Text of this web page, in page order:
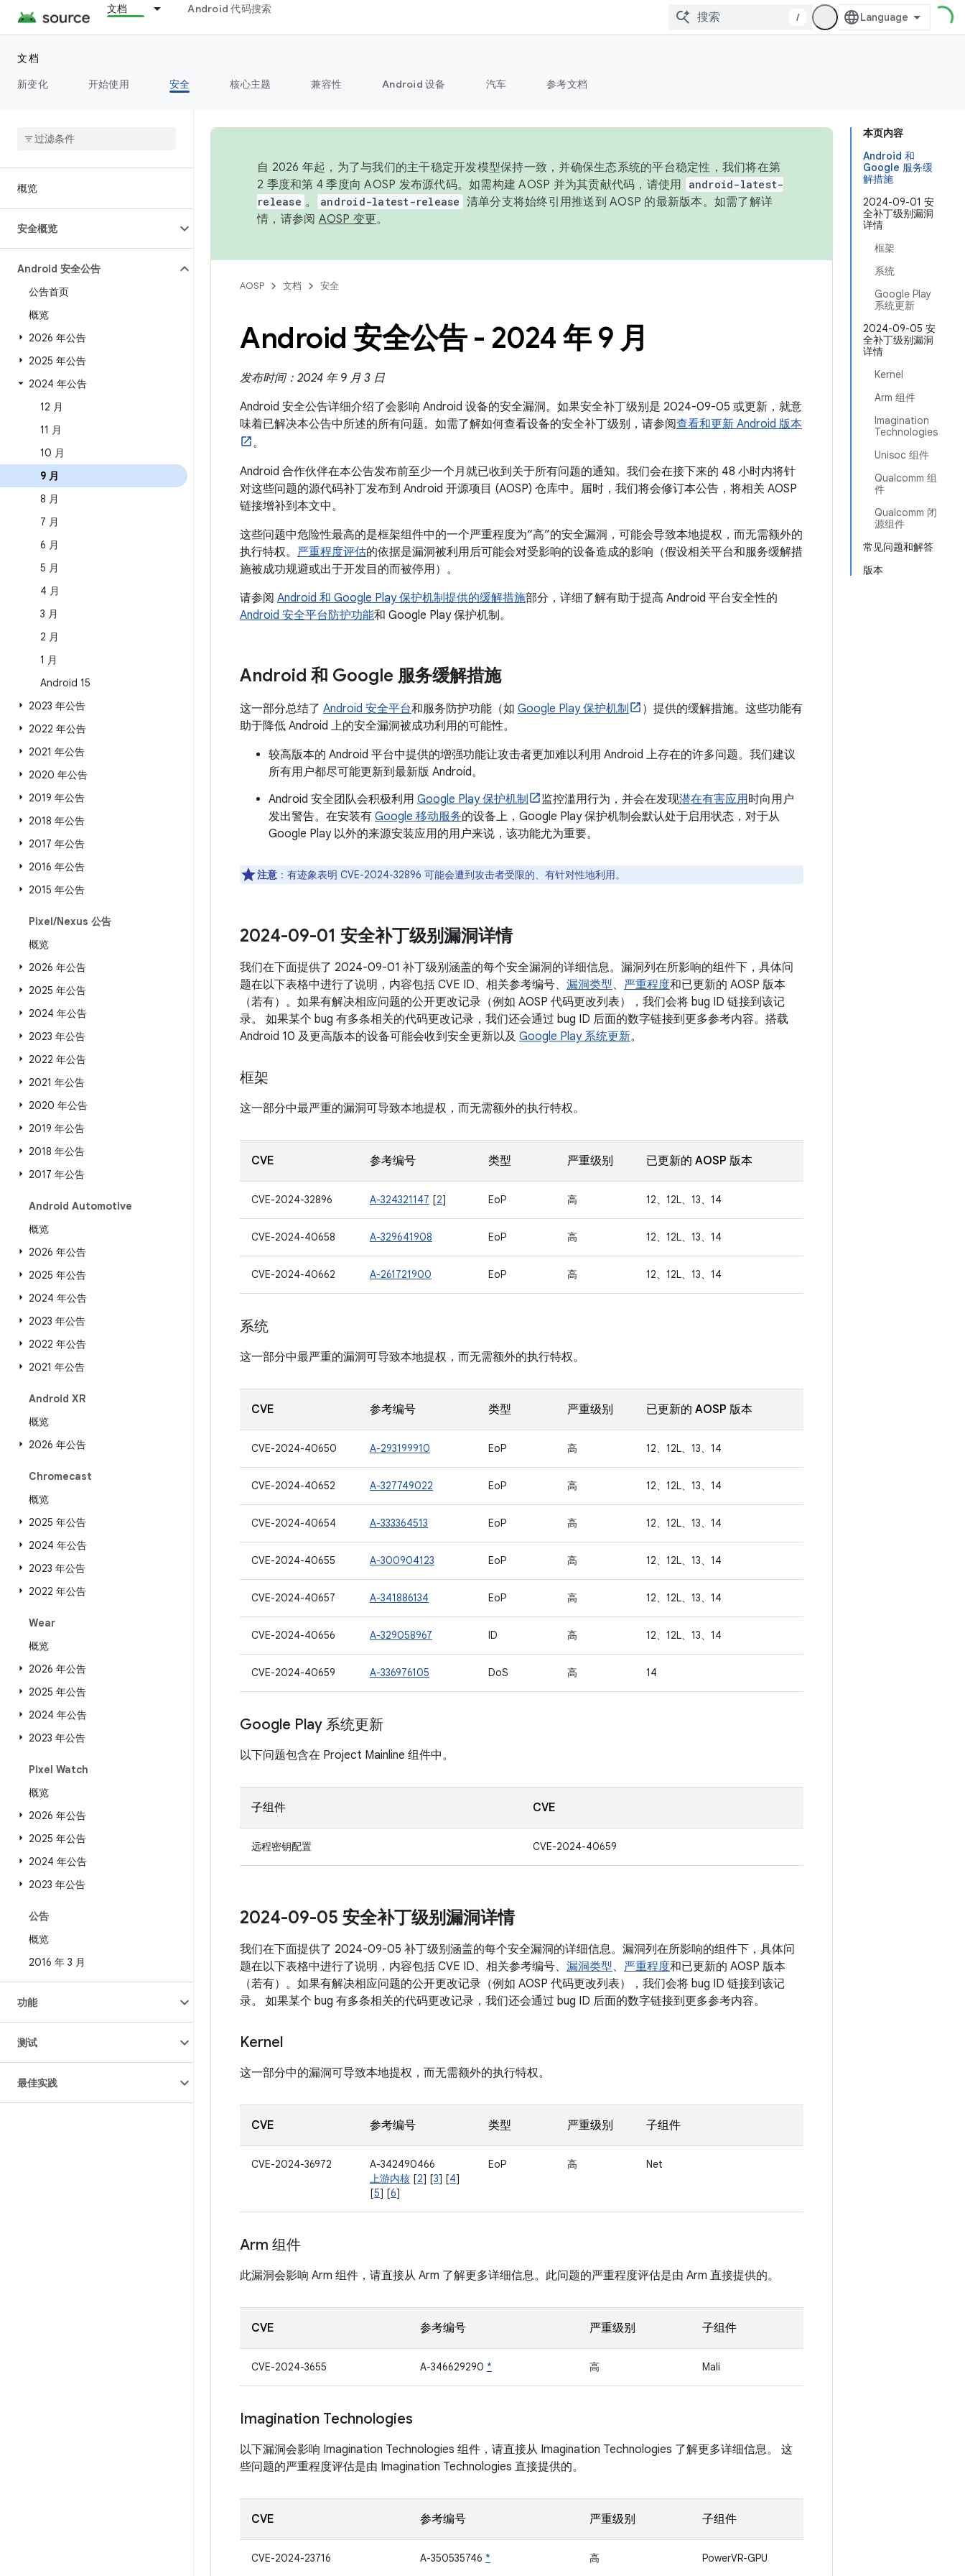
文档 Android 代码搜索
/
文档
新变化
开始使用 安全 核心主题 兼容性 Android 设备 汽车 参考文档
概览
安全概览
Android 安全公告
公告首页
概览
2026 年公告
2025 年公告
2024 年公告
12 月
11 月
10 月
9 月
8 月
7 月
6 月
5 月
4 月
3 月
2 月
1 月
Android 15
2023 年公告
2022 年公告
2021 年公告
2020 年公告
2019 年公告
2018 年公告
2017 年公告
2016 年公告
2015 年公告
Pixel/Nexus 公告
概览
2026 年公告
2025 年公告
2024 年公告
2023 年公告
2022 年公告
2021 年公告
2020 年公告
2019 年公告
2018 年公告
2017 年公告
Android Automotive
概览
2026 年公告
2025 年公告
2024 年公告
2023 年公告
2022 年公告
2021 年公告
Android XR
概览
2026 年公告
Chromecast
概览
2025 年公告
2024 年公告
2023 年公告
2022 年公告
Wear
概览
2026 年公告
2025 年公告
2024 年公告
2023 年公告
Pixel Watch
概览
2026 年公告
2025 年公告
2024 年公告
2023 年公告
公告
概览
2016 年 3 月
功能
测试
最佳实践
本页内容
Android 和
Google 服务缓
解措施
2024-09-01 安
全补丁级别漏洞
详情
框架
系统
Google Play
系统更新
2024-09-05 安
全补丁级别漏洞
详情
Kernel
Arm 组件
Imagination
Technologies
Unisoc 组件
Qualcomm 组
件
Qualcomm 闭
源组件
常见问题和解答
版本
自 2026 年起，为了与我们的主干稳定开发模型保持一致，并确保生态系统的平台稳定性，我们将在第
2 季度和第 4 季度向 AOSP 发布源代码。如需构建 AOSP 并为其贡献代码，请使用
android-latest-
release 。 android-latest-release 清单分支将始终引用推送到 AOSP 的最新版本。如需了解详
情，请参阅 AOSP 变更。
AOSP 文档 安全
Android 安全公告 - 2024 年 9 月
发布时间：2024 年 9 月 3 日
Android 安全公告详细介绍了会影响 Android 设备的安全漏洞。如果安全补丁级别是 2024-09-05 或更新，就意
味着已解决本公告中所述的所有问题。如需了解如何查看设备的安全补丁级别，请参阅查看和更新 Android 版本
。
Android 合作伙伴在本公告发布前至少一个月就已收到关于所有问题的通知。我们会在接下来的 48 小时内将针
对这些问题的源代码补丁发布到 Android 开源项目 (AOSP) 仓库中。届时，我们将会修订本公告，将相关 AOSP
链接增补到本文中。
这些问题中危险性最高的是框架组件中的一个严重程度为“高”的安全漏洞，可能会导致本地提权，而无需额外的
执行特权。 严重程度评估的依据是漏洞被利用后可能会对受影响的设备造成的影响（假设相关平台和服务缓解措
施被成功规避或出于开发目的而被停用）。
请参阅 Android 和 Google Play 保护机制提供的缓解措施部分，详细了解有助于提高 Android 平台安全性的
Android 安全平台防护功能和 Google Play 保护机制。
Android 和 Google 服务缓解措施
这一部分总结了 Android 安全平台和服务防护功能（如 Google Play 保护机制
）提供的缓解措施。这些功能有
助于降低 Android 上的安全漏洞被成功利用的可能性。
较高版本的 Android 平台中提供的增强功能让攻击者更加难以利用 Android 上存在的许多问题。我们建议
所有用户都尽可能更新到最新版 Android。
Android 安全团队会积极利用 Google Play 保护机制 监控滥用行为，并会在发现潜在有害应用时向用户
发出警告。在安装有 Google 移动服务的设备上，Google Play 保护机制会默认处于启用状态，对于从
Google Play 以外的来源安装应用的用户来说，该功能尤为重要。
注意 ：有迹象表明 CVE-2024-32896 可能会遭到攻击者受限的、有针对性地利用。
2024-09-01 安全补丁级别漏洞详情
我们在下面提供了 2024-09-01 补丁级别涵盖的每个安全漏洞的详细信息。漏洞列在所影响的组件下，具体问
题在以下表格中进行了说明，内容包括 CVE ID、相关参考编号、 漏洞类型、 严重程度和已更新的 AOSP 版本
（若有）。如果有解决相应问题的公开更改记录（例如 AOSP 代码更改列表），我们会将 bug ID 链接到该记
录。 如果某个 bug 有多条相关的代码更改记录，我们还会通过 bug ID 后面的数字链接到更多参考内容。搭载
Android 10 及更高版本的设备可能会收到安全更新以及 Google Play 系统更新。
框架
这一部分中最严重的漏洞可导致本地提权，而无需额外的执行特权。
CVE 参考编号 类型 严重级别 已更新的 AOSP 版本
CVE-2024-32896 A-324321147 [2] EoP 高 12、12L、13、14
CVE-2024-40658 A-329641908 EoP 高 12、12L、13、14
CVE-2024-40662 A-261721900 EoP 高 12、12L、13、14
系统
这一部分中最严重的漏洞可导致本地提权，而无需额外的执行特权。
CVE 参考编号 类型 严重级别 已更新的 AOSP 版本
CVE-2024-40650 A-293199910 EoP 高 12、12L、13、14
CVE-2024-40652 A-327749022 EoP 高 12、12L、13、14
CVE-2024-40654 A-333364513 EoP 高 12、12L、13、14
CVE-2024-40655 A-300904123 EoP 高 12、12L、13、14
CVE-2024-40657 A-341886134 EoP 高 12、12L、13、14
CVE-2024-40656 A-329058967 ID 高 12、12L、13、14
CVE-2024-40659 A-336976105 DoS 高 14
Google Play 系统更新
以下问题包含在 Project Mainline 组件中。
子组件 CVE
远程密钥配置 CVE-2024-40659
2024-09-05 安全补丁级别漏洞详情
我们在下面提供了 2024-09-05 补丁级别涵盖的每个安全漏洞的详细信息。漏洞列在所影响的组件下，具体问
题在以下表格中进行了说明，内容包括 CVE ID、相关参考编号、 漏洞类型、 严重程度和已更新的 AOSP 版本
（若有）。如果有解决相应问题的公开更改记录（例如 AOSP 代码更改列表），我们会将 bug ID 链接到该记
录。 如果某个 bug 有多条相关的代码更改记录，我们还会通过 bug ID 后面的数字链接到更多参考内容。
Kernel
这一部分中的漏洞可导致本地提权，而无需额外的执行特权。
CVE 参考编号 类型 严重级别 子组件
CVE-2024-36972
A-342490466
上游内核 [2] [3] [4]
[5] [6]
EoP 高 Net
Arm 组件
此漏洞会影响 Arm 组件，请直接从 Arm 了解更多详细信息。此问题的严重程度评估是由 Arm 直接提供的。
CVE 参考编号 严重级别 子组件
CVE-2024-3655 A-346629290 * 高 Mali
Imagination Technologies
以下漏洞会影响 Imagination Technologies 组件，请直接从 Imagination Technologies 了解更多详细信息。 这
些问题的严重程度评估是由 Imagination Technologies 直接提供的。
CVE 参考编号 严重级别 子组件
CVE-2024-23716 A-350535746 * 高 PowerVR-GPU